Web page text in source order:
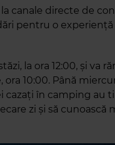
canale directe de
pentru o experiență
la ora 12:00, și va
10:00. Până
cazați în camping au
zi și să cunoască